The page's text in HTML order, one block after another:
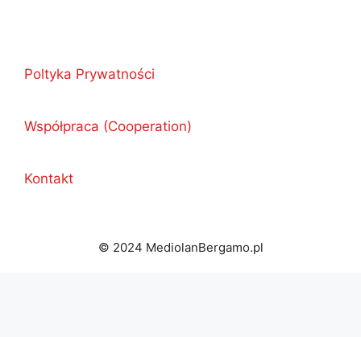
Poltyka Prywatności
Współpraca (Cooperation)
Kontakt
© 2024 MediolanBergamo.pl